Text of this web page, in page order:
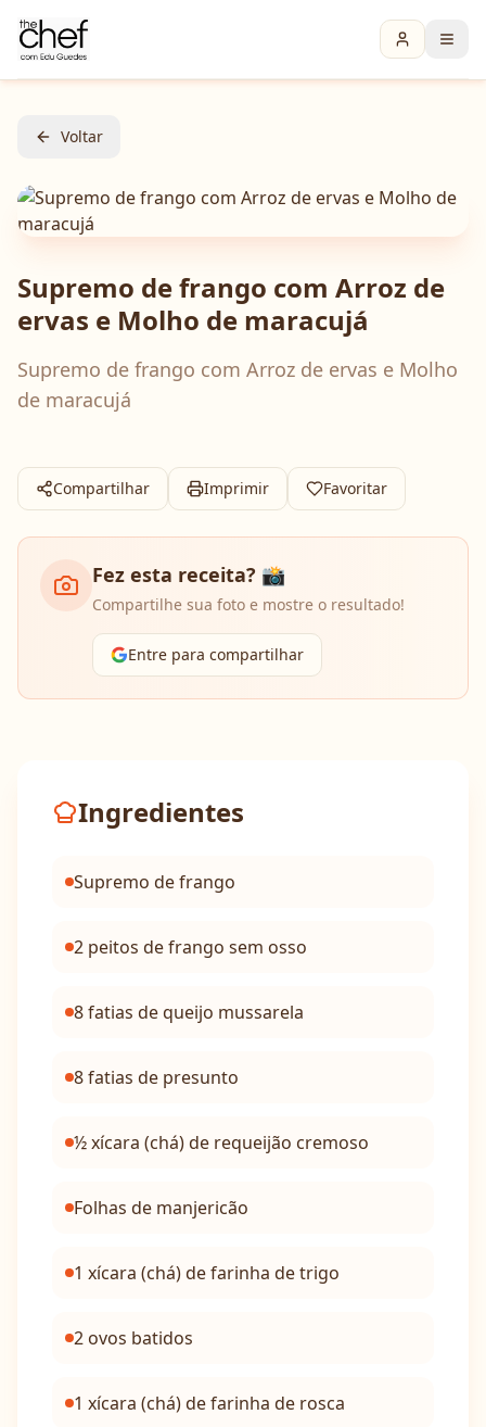
Voltar
Supremo de frango com Arroz de
ervas e Molho de maracujá
Supremo de frango com Arroz de ervas e Molho
de maracujá
Compartilhar Imprimir Favoritar
Fez esta receita? 📸
Compartilhe sua foto e mostre o resultado!
Entre para compartilhar
Ingredientes
Supremo de frango
2 peitos de frango sem osso
8 fatias de queijo mussarela
8 fatias de presunto
½ xícara (chá) de requeijão cremoso
Folhas de manjericão
1 xícara (chá) de farinha de trigo
2 ovos batidos
1 xícara (chá) de farinha de rosca